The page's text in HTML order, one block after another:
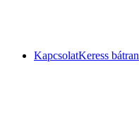
KapcsolatKeress bátran